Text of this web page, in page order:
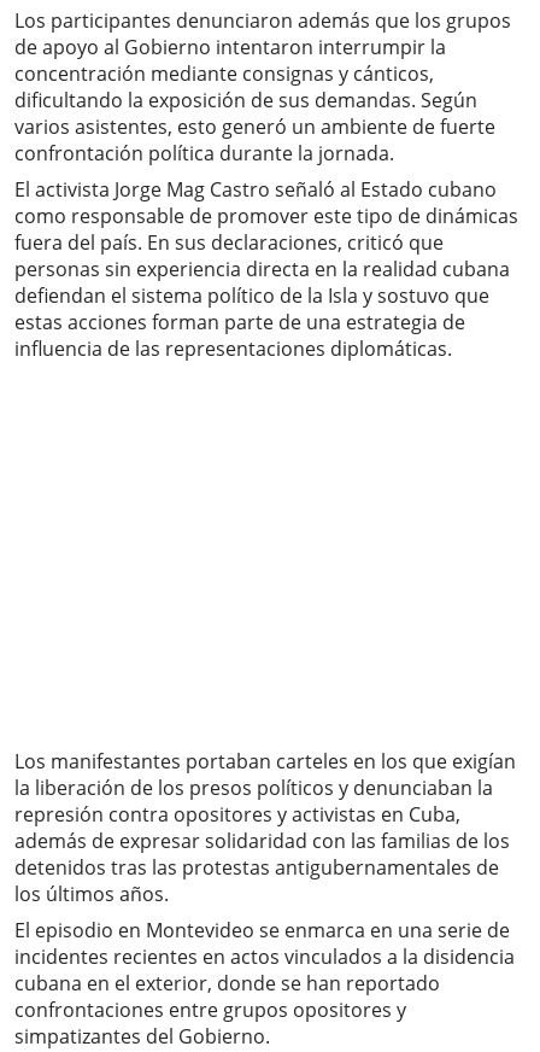
Los participantes denunciaron además que los grupos
de apoyo al Gobierno intentaron interrumpir la
concentración mediante consignas y cánticos,
dificultando la exposición de sus demandas. Según
varios asistentes, esto generó un ambiente de fuerte
confrontación política durante la jornada.
El activista Jorge Mag Castro señaló al Estado cubano
como responsable de promover este tipo de dinámicas
fuera del país. En sus declaraciones, criticó que
personas sin experiencia directa en la realidad cubana
defiendan el sistema político de la Isla y sostuvo que
estas acciones forman parte de una estrategia de
influencia de las representaciones diplomáticas.
Los manifestantes portaban carteles en los que exigían
la liberación de los presos políticos y denunciaban la
represión contra opositores y activistas en Cuba,
además de expresar solidaridad con las familias de los
detenidos tras las protestas antigubernamentales de
los últimos años.
El episodio en Montevideo se enmarca en una serie de
incidentes recientes en actos vinculados a la disidencia
cubana en el exterior, donde se han reportado
confrontaciones entre grupos opositores y
simpatizantes del Gobierno.